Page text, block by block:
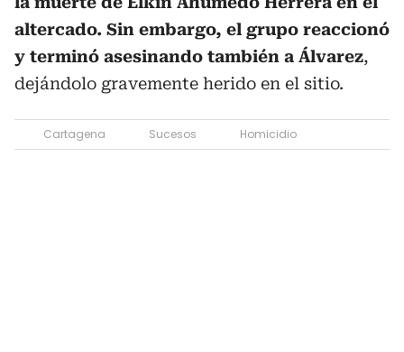
altercado. Sin embargo, el grupo reaccionó
y terminó asesinando también a Álvarez,
dejándolo gravemente herido en el sitio.
Cartagena Sucesos Homicidio